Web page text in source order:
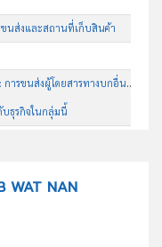
ขนส่งและสถานที่เก็บสินค้า
49329 : การขนส่งผู้โดยสารทางบกอื่นๆซึ่งมิได้จัดประเภทไว้ในที่อื่น
ธุรกิจในกลุ่มนี้
WAT NAN